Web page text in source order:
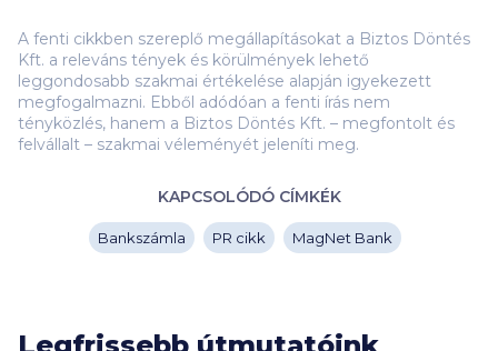
A fenti cikkben szereplő megállapításokat a Biztos Döntés
Kft. a releváns tények és körülmények lehető
leggondosabb szakmai értékelése alapján igyekezett
megfogalmazni. Ebből adódóan a fenti írás nem
tényközlés, hanem a Biztos Döntés Kft. – megfontolt és
felvállalt – szakmai véleményét jeleníti meg.
KAPCSOLÓDÓ CÍMKÉK
Bankszámla PR cikk MagNet Bank